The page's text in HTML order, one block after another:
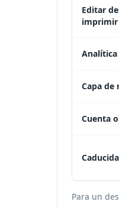
Editar
imprimir
Analítica
Capa de
Cuenta
Para un